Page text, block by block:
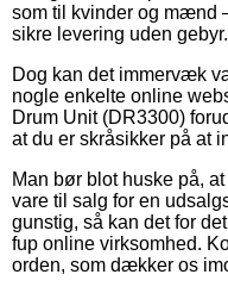
som til kvinder og mænd
sikre levering uden gebyr.
Dog kan det immervæk
nogle enkelte online
Drum Unit (DR3300)
at du er skråsikker på at
Man bør blot huske på,
vare til salg for en
gunstig, så kan det for
fup online virksomhed.
orden, som dækker os